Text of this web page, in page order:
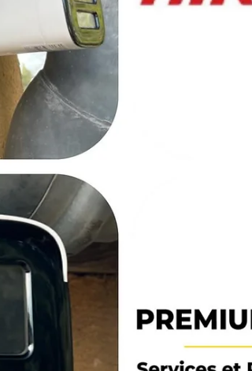
Nous sommes déjà prêts